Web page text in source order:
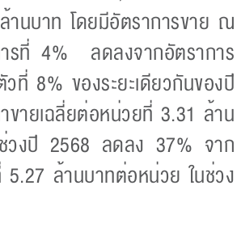
นบาท โดยมีอัตราการขาย ณ
ารที่ 4% ลดลงจากอัตราการ
ที่ 8% ของระยะเดียวกันของปี
ขายเฉลี่ยต่อหน่วยที่ 3.31 ล้าน
วงปี 2568 ลดลง 37% จาก
5.27 ล้านบาทต่อหน่วย ในช่วง